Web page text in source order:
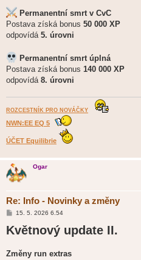
Permanentní smrt v CvC
Postava získá bonus 50 000 XP
odpovídá 5. úrovni
Permanentní smrt úplná
Postava získá bonus 140 000 XP
odpovídá 8. úrovni
ROZCESTNÍK PRO NOVÁČKY
NWN:EE EQ 5
ÚČET Equilibrie
Ogar
Re: Info - Novinky a změny
P
í
s
v
15. 5. 2026 6.54
Květnový update II.
Změny run extras